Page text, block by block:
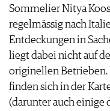
Sommelier Nitya
regelmässig nach
Entdeckungen in
liegt dabei nicht auf
originellen Betrieben.
finden sich in der
(darunter auch einige